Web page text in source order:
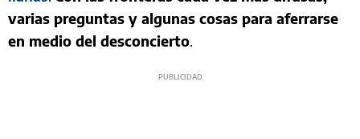
varias preguntas y algunas cosas para aferrarse
en medio del desconcierto.